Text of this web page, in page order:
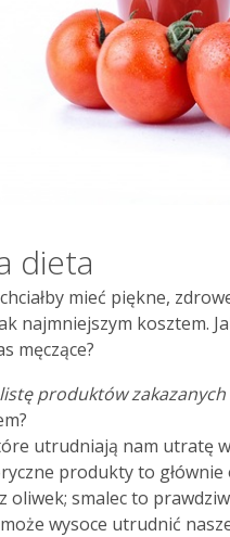
dieta
mieć piękne,
najmniejszym kosztem.
męczące?
listę produktów zakazanych
utrudniają nam utratę
produkty to
oliwek; smalec to
wysoce utrudnić